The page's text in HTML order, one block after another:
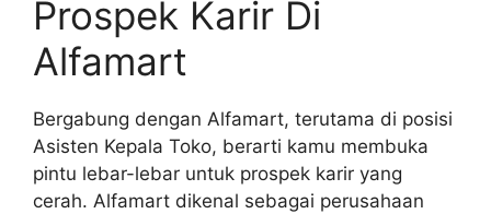
Prospek Karir Di
Alfamart
Bergabung dengan Alfamart, terutama di posisi
Asisten Kepala Toko, berarti kamu membuka
pintu lebar-lebar untuk prospek karir yang
cerah. Alfamart dikenal sebagai perusahaan